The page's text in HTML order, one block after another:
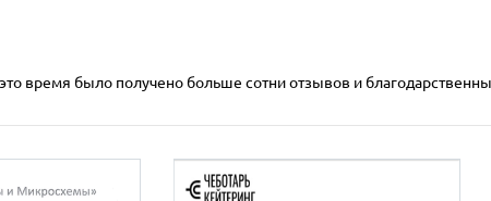
время было получено больше сотни отзывов и